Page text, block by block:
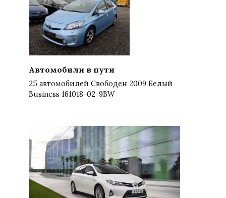
Автомобили в пути
25 автомобилей Свободен 2009 Белый
Business 161018-02-9BW